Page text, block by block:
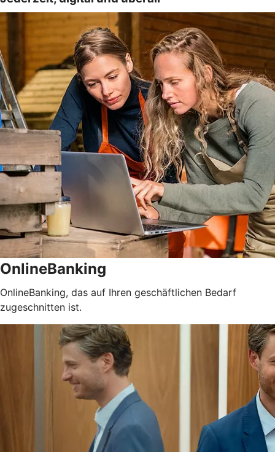
OnlineBanking
OnlineBanking, das auf Ihren geschäftlichen Bedarf
zugeschnitten ist.